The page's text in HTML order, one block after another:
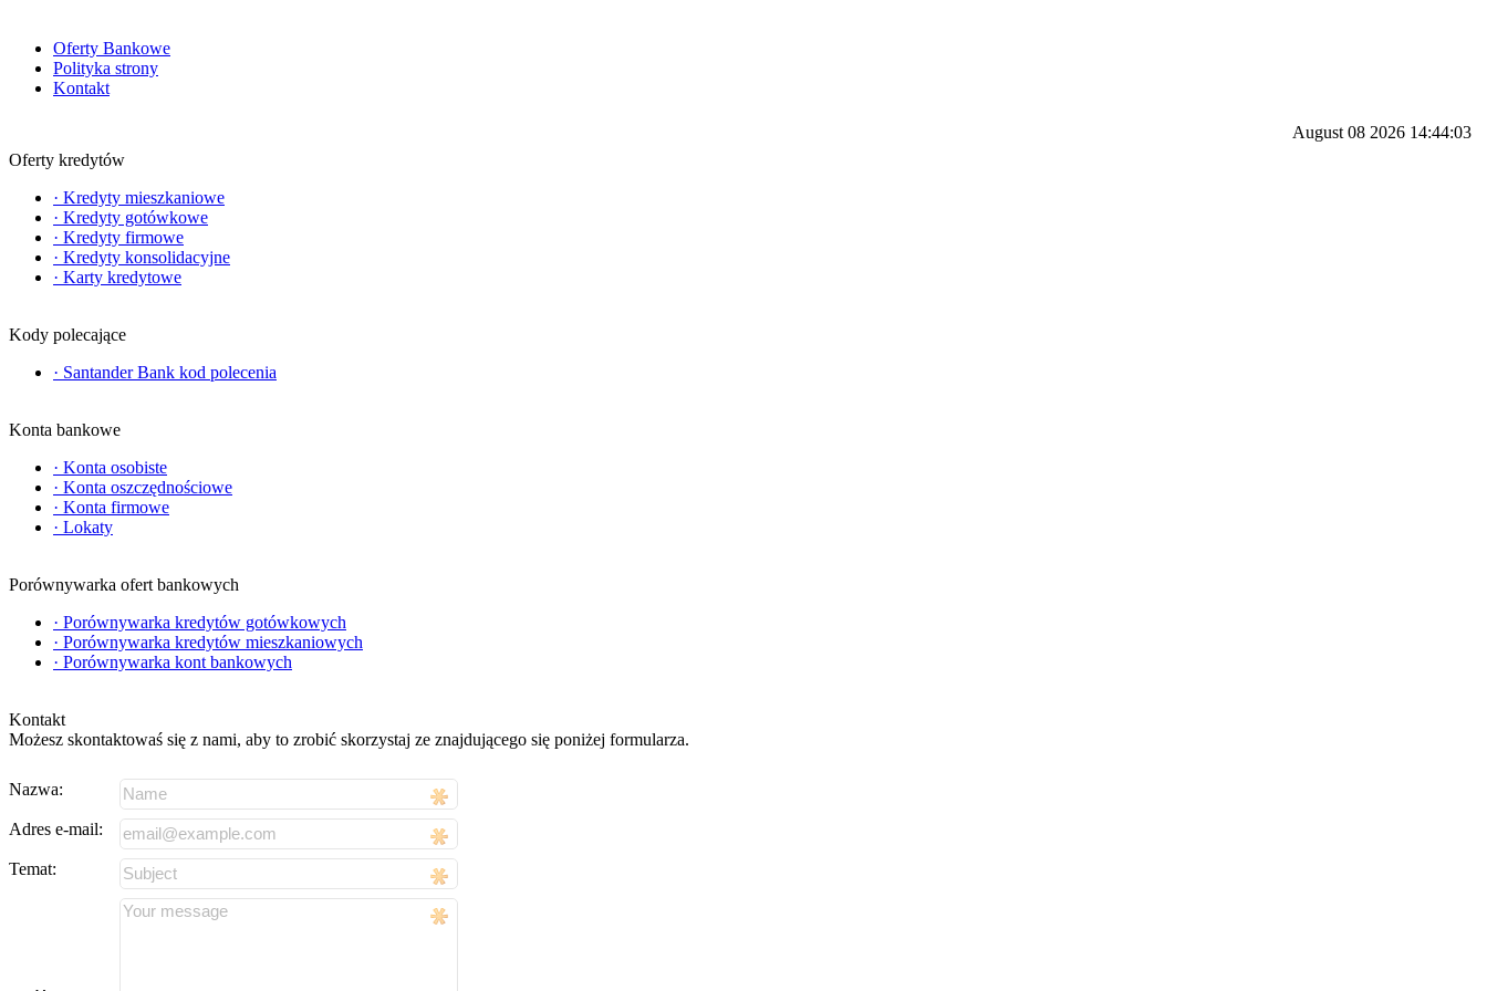
Oferty Bankowe
Polityka strony
Kontakt
August 08 2026 14:44:03
Oferty kredytów
· Kredyty mieszkaniowe
· Kredyty gotówkowe
· Kredyty firmowe
· Kredyty konsolidacyjne
· Karty kredytowe
Kody polecające
· Santander Bank kod polecenia
Konta bankowe
· Konta osobiste
· Konta oszczędnościowe
· Konta firmowe
· Lokaty
Porównywarka ofert bankowych
· Porównywarka kredytów gotówkowych
· Porównywarka kredytów mieszkaniowych
· Porównywarka kont bankowych
Kontakt
Możesz skontaktowaś się z nami, aby to zrobić skorzystaj ze znajdującego się poniżej formularza.
Nazwa:
Adres e-mail:
Temat: